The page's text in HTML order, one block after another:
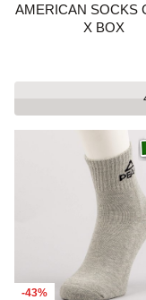
AMERICAN SOCKS
X BOX
-43%